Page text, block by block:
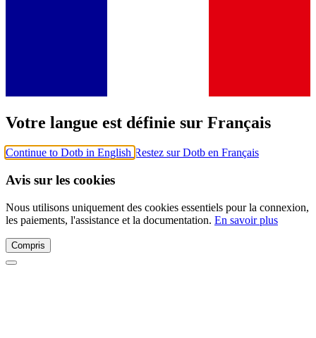
Votre langue est définie sur Français
Continue to Dotb in English Restez sur Dotb en Français
Avis sur les cookies
Nous utilisons uniquement des cookies essentiels pour la connexion,
les paiements, l'assistance et la documentation. En savoir plus
Compris